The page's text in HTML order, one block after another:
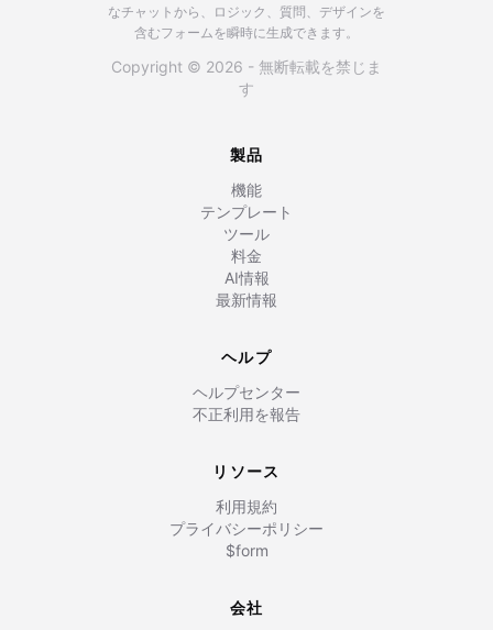
なチャットから、ロジック、質問、デザインを
含むフォームを瞬時に生成できます。
Copyright © 2026 - 無断転載を禁じま
す
製品
機能
テンプレート
ツール
料金
AI情報
最新情報
ヘルプ
ヘルプセンター
不正利用を報告
リソース
利用規約
プライバシーポリシー
$form
会社